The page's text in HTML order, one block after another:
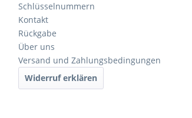
Schlüsselnummern
Kontakt
Rückgabe
Über uns
Versand und Zahlungsbedingungen
Widerruf erklären